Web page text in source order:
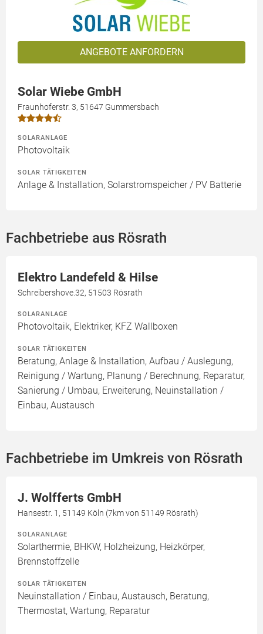
ANGEBOTE ANFORDERN
Solar Wiebe GmbH
Fraunhoferstr. 3, 51647 Gummersbach
SOLARANLAGE
Photovoltaik
SOLAR TÄTIGKEITEN
Anlage & Installation, Solarstromspeicher / PV Batterie
Fachbetriebe aus Rösrath
Elektro Landefeld & Hilse
Schreibershove.32, 51503 Rösrath
SOLARANLAGE
Photovoltaik, Elektriker, KFZ Wallboxen
SOLAR TÄTIGKEITEN
Beratung, Anlage & Installation, Aufbau / Auslegung,
Reinigung / Wartung, Planung / Berechnung, Reparatur,
Sanierung / Umbau, Erweiterung, Neuinstallation /
Einbau, Austausch
Fachbetriebe im Umkreis von Rösrath
J. Wolfferts GmbH
Hansestr. 1, 51149 Köln (7km von 51149 Rösrath)
SOLARANLAGE
Solarthermie, BHKW, Holzheizung, Heizkörper,
Brennstoffzelle
SOLAR TÄTIGKEITEN
Neuinstallation / Einbau, Austausch, Beratung,
Thermostat, Wartung, Reparatur